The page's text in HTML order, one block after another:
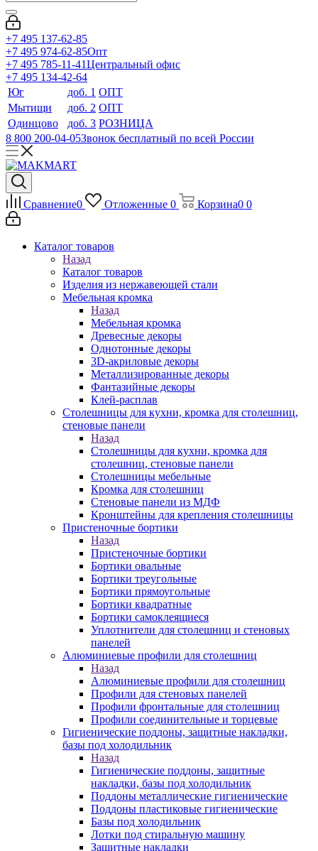
+7 495 137-62-85
+7 495 974-62-85Опт
+7 495 785-11-41Центральный офис
+7 495 134-42-64
Юг
доб. 1 ОПТ
Мытищи
доб. 2 ОПТ
Одинцово
доб. 3 РОЗНИЦА
8 800 200-04-05Звонок бесплатный по всей России
Сравнение0 Отложенные 0 Корзина0 0
Каталог товаров
Назад
Каталог товаров
Изделия из нержавеющей стали
Мебельная кромка
Назад
Мебельная кромка
Древесные декоры
Однотонные декоры
3D-акриловые декоры
Металлизированные декоры
Фантазийные декоры
Клей-расплав
Столешницы для кухни, кромка для столешниц,
стеновые панели
Назад
Столешницы для кухни, кромка для
столешниц, стеновые панели
Столешницы мебельные
Кромка для столешниц
Стеновые панели из МДФ
Кронштейны для крепления столешницы
Пристеночные бортики
Назад
Пристеночные бортики
Бортики овальные
Бортики треугольные
Бортики прямоугольные
Бортики квадратные
Бортики самоклеящиеся
Уплотнители для столешниц и стеновых
панелей
Алюминиевые профили для столешниц
Назад
Алюминиевые профили для столешниц
Профили для стеновых панелей
Профили фронтальные для столешниц
Профили соединительные и торцевые
Гигиенические поддоны, защитные накладки,
базы под холодильник
Назад
Гигиенические поддоны, защитные
накладки, базы под холодильник
Поддоны металлические гигиенические
Поддоны пластиковые гигиенические
Базы под холодильник
Лотки под стиральную машину
Защитные накладки